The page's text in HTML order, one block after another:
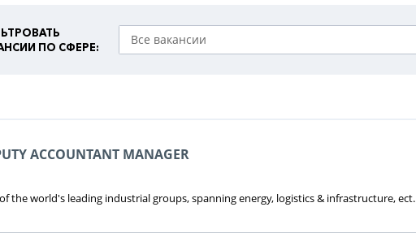
ПО СФЕРЕ:
ACCOUNTANT MANAGER
the world's leading industrial groups, spanning energy, logistics & infrastructure, ect.